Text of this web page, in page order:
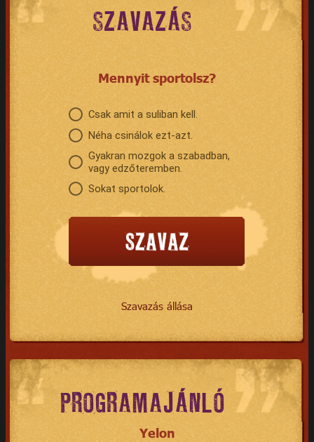
SZAVAZÁS
Mennyit sportolsz?
Csak amit a suliban kell.
Néha csinálok ezt-azt.
Gyakran mozgok a szabadban,
vagy edzőteremben.
Sokat sportolok.
Szavazás állása
PROGRAMAJÁNLÓ
Yelon